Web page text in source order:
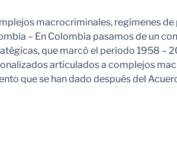
macrocriminales, regímenes
– En Colombia pasamos de un
que marcó el periodo 1958 –
articulados a complejos
que se han dado después del